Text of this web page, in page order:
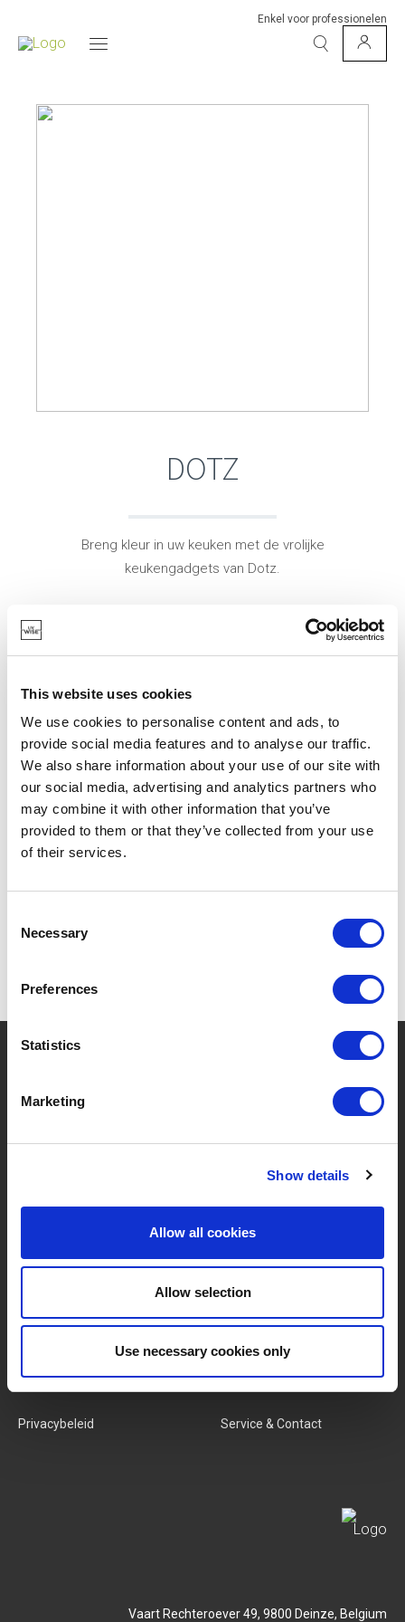
This website uses cookies
We use cookies to personalise content and ads, to
provide social media features and to analyse our traffic.
We also share information about your use of our site with
our social media, advertising and analytics partners who
may combine it with other information that you’ve
provided to them or that they’ve collected from your use
of their services.
Selection
Necessary
Preferences
Statistics
Marketing
Show details
Allow all cookies
Allow selection
Use necessary cookies only
Enkel voor professionelen
DOTZ
Breng kleur in uw keuken met de vrolijke
keukengadgets van Dotz.
Handige hebbedingetjes in een leuk design die het
koken nog eenvoudiger én leuker maken.
De hele Dotz collectie draait om functionele
hittebestendig en makkelijk op te bergen.
Volkomen voedselveilig.
Dotz kwam tot stand in 2015 en is op en top Belgisch.
ONTDEK HIER ALLE PRODUCTEN VAN DOTZ
? Hebt u hulp nodig?
MERKEN & PRODUCTEN OVER LIVWISE
Ons Team
SERVICES
Algemene Voorwaarden
Privacybeleid
MY LIVWISE-PRO LOGIN
Login
Service & Contact
Vaart Rechteroever 49, 9800 Deinze, Belgium